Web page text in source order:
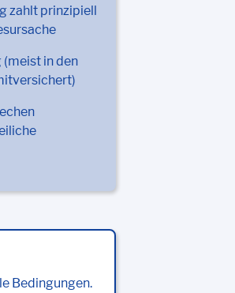
zahlt prinzipiell
in den
Bedingungen.